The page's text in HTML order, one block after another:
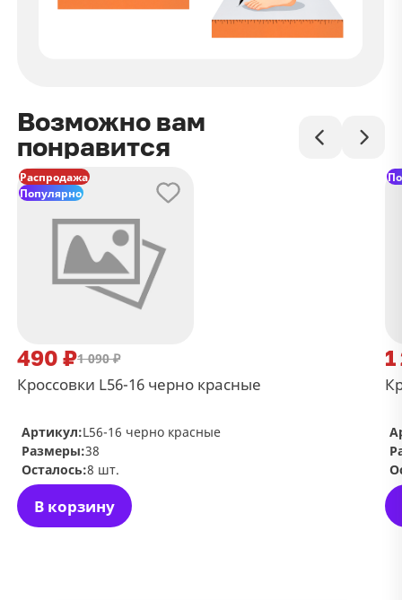
Возможно вам
понравится
Распродажа
Популярно
490 ₽1 090 ₽
Кроссовки L56-16 черно красные
В корзину
Артикул:L56-16 черно красные
Размеры:38
Осталось:8 шт.